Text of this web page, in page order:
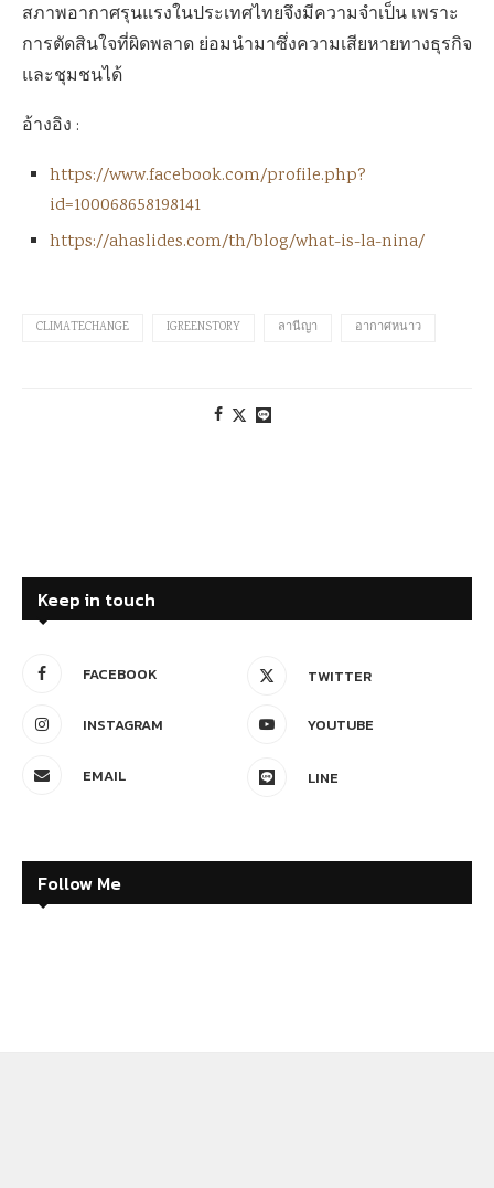
สภาพอากาศรุนแรงในประเทศไทยจึงมีความจำเป็น เพราะ
การตัดสินใจที่ผิดพลาด ย่อมนำมาซึ่งความเสียหายทางธุรกิจ
และชุมชนได้
อ้างอิง :
https://www.facebook.com/profile.php?
id=100068658198141
https://ahaslides.com/th/blog/what-is-la-nina/
CLIMATECHANGE IGREENSTORY ลานีญา อากาศหนาว
Keep in touch
FACEBOOK TWITTER
INSTAGRAM YOUTUBE
EMAIL LINE
Follow Me